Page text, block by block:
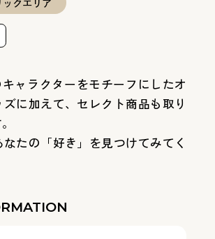
キャラクターをモチーフにしたオ
ズに加えて、セレクト商品も取り
たの「好き」を見つけてみてく